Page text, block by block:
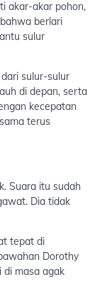
akar-akar pohon,
berlari
sulur
sulur-sulur
di depan, serta
kecepatan
terus
Suara itu sudah
Dia tidak
tepat di
Dorothy
di masa agak